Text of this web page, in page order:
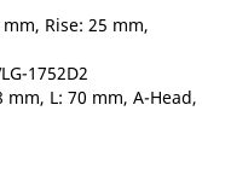
mm, Rise: 25 mm,
1752D2
mm, L: 70 mm, A-Head,